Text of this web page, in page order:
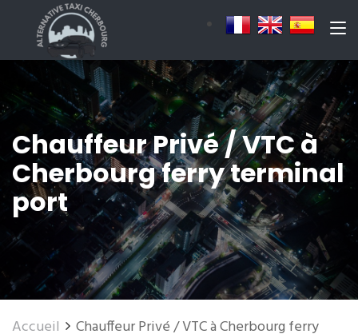
Chauffeur Privé / VTC à
Cherbourg ferry terminal
port
Accueil
Chauffeur Privé / VTC à Cherbourg ferry